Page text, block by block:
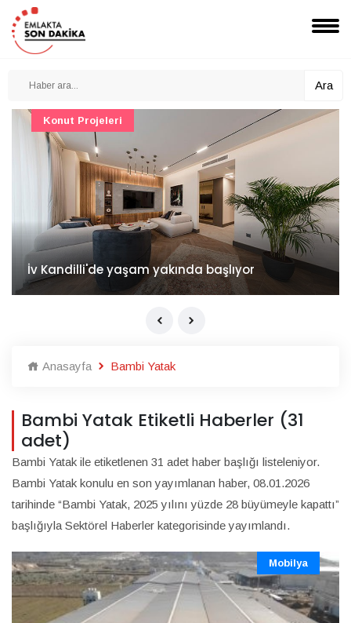
Ara
İv Kandilli'de yaşam yakında başlıyor
Konut Projeleri
Anasayfa Bambi Yatak
Bambi Yatak Etiketli Haberler (31
adet)
Bambi Yatak ile etiketlenen 31 adet haber başlığı listeleniyor.
Bambi Yatak konulu en son yayımlanan haber, 08.01.2026
tarihinde “Bambi Yatak, 2025 yılını yüzde 28 büyümeyle kapattı”
başlığıyla Sektörel Haberler kategorisinde yayımlandı.
Mobilya